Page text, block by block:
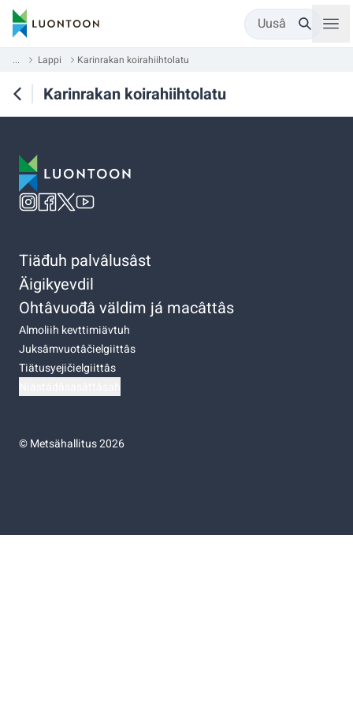
Uusâ
... Lappi Karinrakan koirahiihtolatu
Karinrakan koirahiihtolatu
Tiäđuh palvâlusâst
Äigikyevdil
Ohtâvuođâ väldim já macâttâs
Almoliih kevttimiävtuh
Juksâmvuotâčielgiittâs
Tiätusyejičielgiittâs
©Metsähallitus 2026